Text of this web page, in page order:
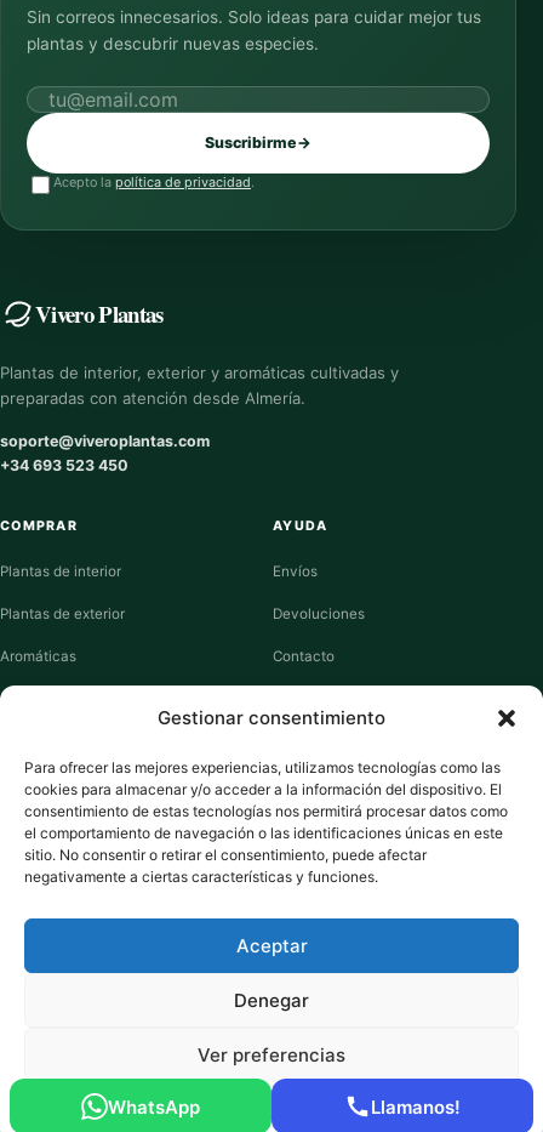
Gestionar consentimiento
Para ofrecer las mejores experiencias, utilizamos tecnologías como las
cookies para almacenar y/o acceder a la información del dispositivo. El
consentimiento de estas tecnologías nos permitirá procesar datos como
el comportamiento de navegación o las identificaciones únicas en este
sitio. No consentir o retirar el consentimiento, puede afectar
negativamente a ciertas características y funciones.
Aceptar
Denegar
Ver preferencias
Sin correos innecesarios. Solo ideas para cuidar mejor tus
plantas y descubrir nuevas especies.
Correo electrónico
Suscribirme→
Acepto la política de privacidad.
Vivero Plantas
Plantas de interior, exterior y aromáticas cultivadas y
preparadas con atención desde Almería.
soporte@viveroplantas.com
+34 693 523 450
COMPRAR
Plantas de interior
Plantas de exterior
Aromáticas
Suculentas
AYUDA
Envíos
Devoluciones
Contacto
VIVERO PLANTAS
Sobre nosotros
Puntos y recompensas
Cookies
Pago seguro: Tarjeta de Crédito / Débito Amazon Pay Klarna Link
© 2026 ViveroPlantas Online S.L. · NIF B27640622
WhatsApp Llamanos!